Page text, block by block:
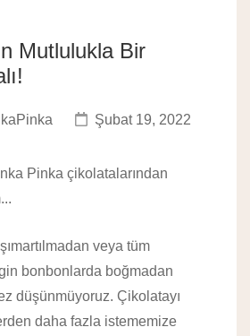
Mutlulukla Bir
Şubat 19, 2022
Pinka çikolatalarından
veya tüm
bonbonlarda boğmadan
düşünmüyoruz. Çikolatayı
daha fazla istememize